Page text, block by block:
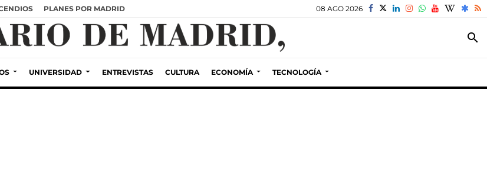
PLANES POR MADRID 08 AGO 2026
search
UNIVERSIDAD ENTREVISTAS CULTURA ECONOMÍA TECNOLOGÍA